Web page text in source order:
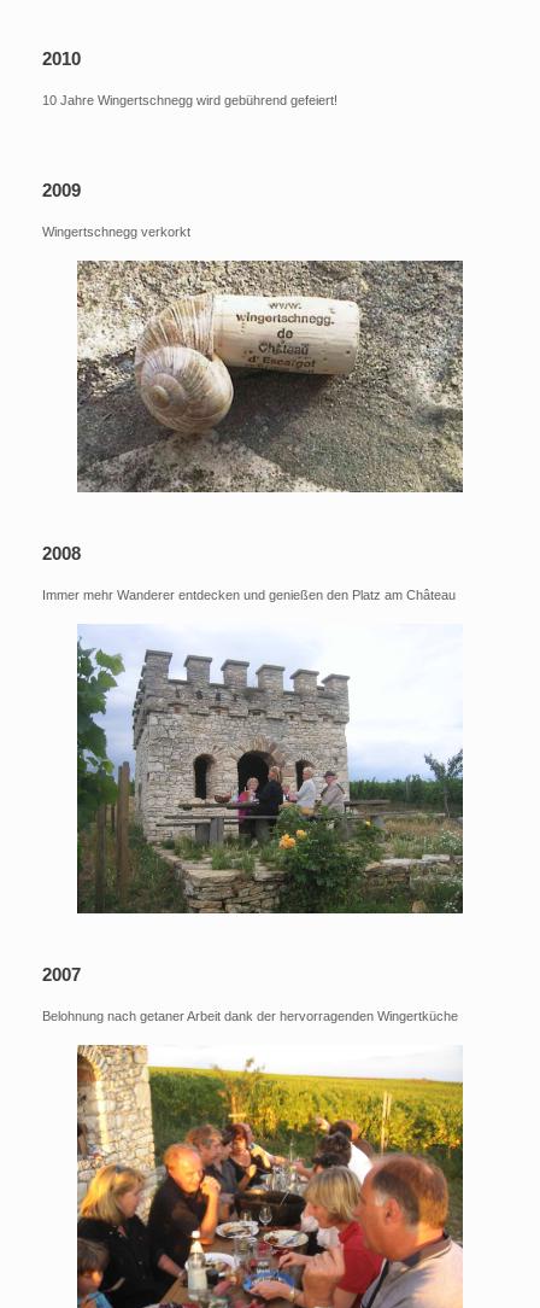
2010
10 Jahre Wingertschnegg wird gebührend gefeiert!
2009
Wingertschnegg verkorkt
2008
Immer mehr Wanderer entdecken und genießen den Platz am Château
2007
Belohnung nach getaner Arbeit dank der hervorragenden Wingertküche